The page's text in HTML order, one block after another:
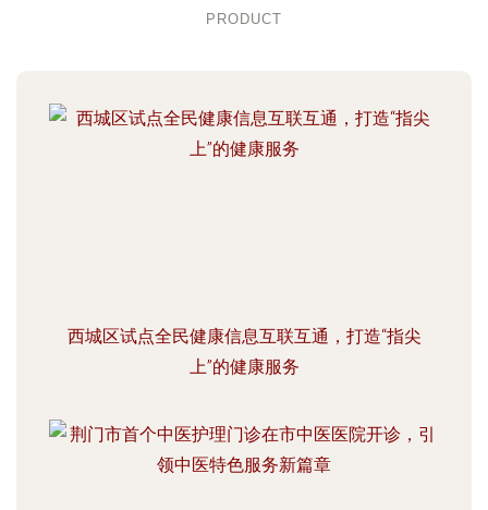
PRODUCT
西城区试点全民健康信息互联互通，打造“指尖
上”的健康服务